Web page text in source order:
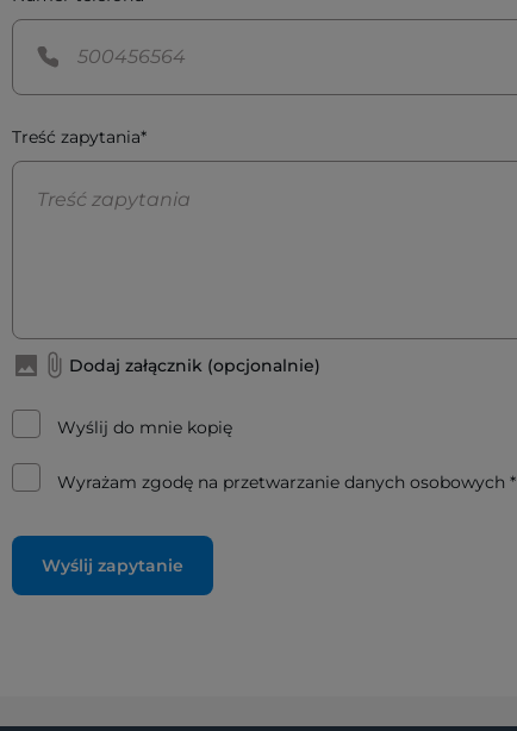
Treść zapytania*
Dodaj załącznik (opcjonalnie)
Wyślij do mnie kopię
Wyrażam zgodę na przetwarzanie danych osobowych *
Wyślij zapytanie